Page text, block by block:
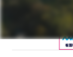
神